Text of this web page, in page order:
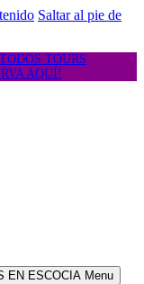
Saltar al pie de
TOURS
AQUÍ!
EN ESCOCIA Menu